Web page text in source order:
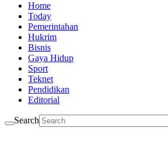
Home
Today
Pemerintahan
Hukrim
Bisnis
Gaya Hidup
Sport
Teknet
Pendidikan
Editorial
Search